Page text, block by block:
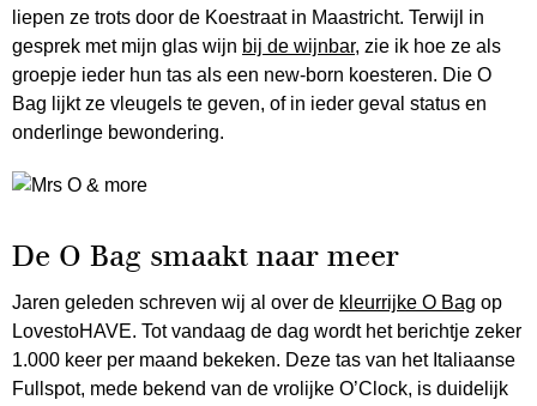
liepen ze trots door de Koestraat in Maastricht. Terwijl in
gesprek met mijn glas wijn bij de wijnbar, zie ik hoe ze als
groepje ieder hun tas als een new-born koesteren. Die O
Bag lijkt ze vleugels te geven, of in ieder geval status en
onderlinge bewondering.
De O Bag smaakt naar meer
Jaren geleden schreven wij al over de kleurrijke O Bag op
LovestoHAVE. Tot vandaag de dag wordt het berichtje zeker
1.000 keer per maand bekeken. Deze tas van het Italiaanse
Fullspot, mede bekend van de vrolijke O’Clock, is duidelijk